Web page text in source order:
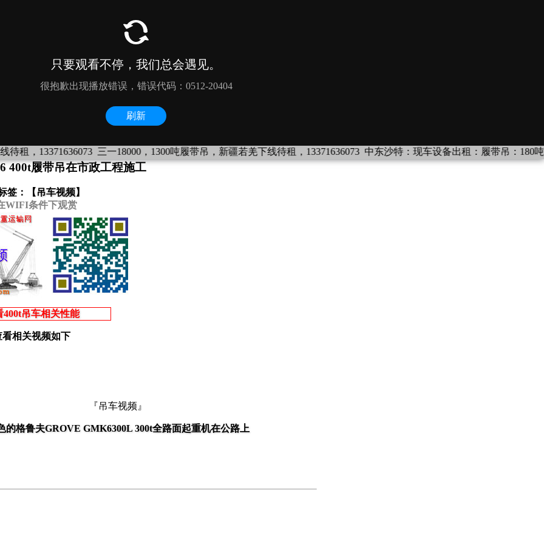
三一18000，1300吨履带吊，新疆若羌下线待租，13371636073 中东沙特：现车设备出租：履带吊：180吨、320吨，
400t履带吊在市政工程施工
签：【 吊车视频】
WIFI条件下观赏
400t吊车相关性能
看相关视频如下
『吊车视频』
的格鲁夫GROVE GMK6300L 300t全路面起重机在公路上